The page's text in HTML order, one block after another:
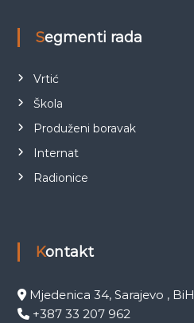
Segmenti rada
Vrtić
Škola
Produženi boravak
Internat
Radionice
Kontakt
Mjedenica 34, Sarajevo , BiH
+387 33 207 962